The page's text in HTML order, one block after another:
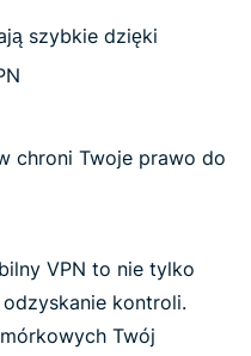
szybkie dzięki
chroni Twoje prawo do
VPN to nie tylko
kontroli.
Twój